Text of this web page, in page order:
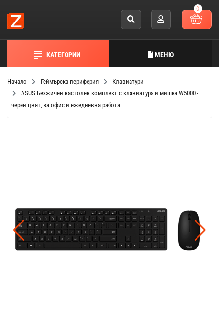
0
КАТЕГОРИИ МЕНЮ
Начало Геймърска периферия
Клавиатури
ASUS Безжичен настолен комплект с клавиатура и мишка W5000 -
черен цвят, за офис и ежедневна работа